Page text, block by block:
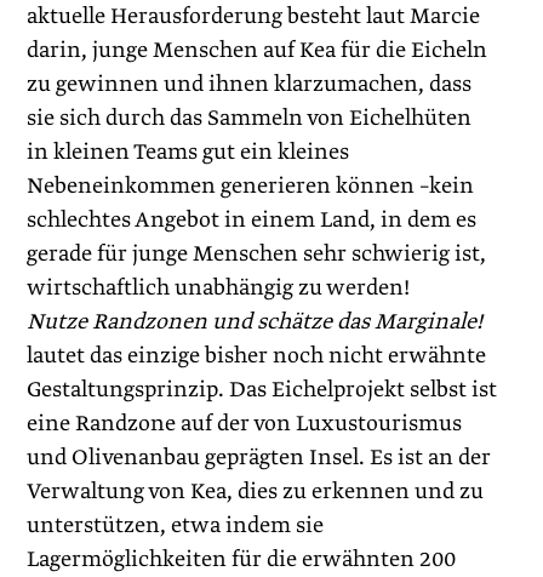
aktuelle Herausforderung besteht laut Marcie
darin, junge Menschen auf Kea für die Eicheln
zu gewinnen und ihnen klarzumachen, dass
sie sich durch das Sammeln von Eichelhüten
in kleinen Teams gut ein kleines
Nebeneinkommen generieren können –kein
schlechtes Angebot in einem Land, in dem es
gerade für junge Menschen sehr schwierig ist,
wirtschaftlich unabhängig zu werden!
Nutze Randzonen und schätze das Marginale!
lautet das einzige bisher noch nicht erwähnte
Gestaltungsprinzip. Das Eichelprojekt selbst ist
eine Randzone auf der von Luxustourismus
und Olivenanbau geprägten Insel. Es ist an der
Verwaltung von Kea, dies zu erkennen und zu
unterstützen, etwa indem sie
Lagermöglichkeiten für die erwähnten 200